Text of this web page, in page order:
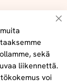
sekä
liikennettä.
voi